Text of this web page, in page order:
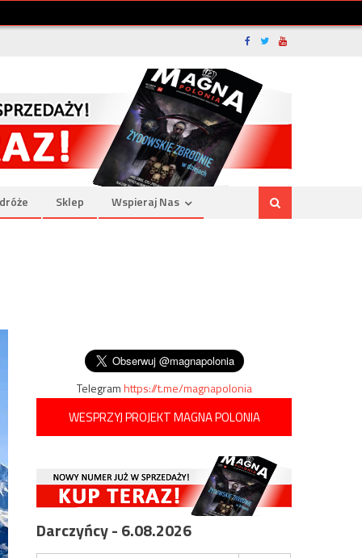
Sklep Wspieraj Nas
Telegramhttps://t.me/magnapolonia
WESPRZYJ PROJEKT MAGNA POLONIA
Darczyńcy - 6.08.2026